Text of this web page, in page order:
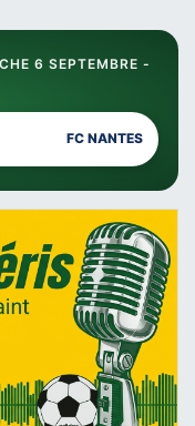
6 SEPTEMBRE -
FC NANTES